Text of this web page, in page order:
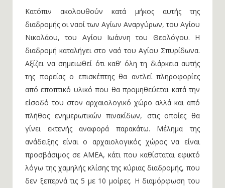
Κατόπιν ακολουθούν κατά μήκος αυτής της
διαδρομής οι ναοί των Αγίων Αναργύρων, του Αγίου
Νικολάου, του Αγίου Ιωάννη του Θεολόγου. Η
διαδρομή καταλήγει στο ναό του Αγίου Σπυρίδωνα.
Αξίζει να σημειωθεί ότι καθ’ όλη τη διάρκεια αυτής
της πορείας ο επισκέπτης θα αντλεί πληροφορίες
από εποπτικό υλικό που θα προμηθεύεται κατά την
είσοδό του στον αρχαιολογικό χώρο αλλά και από
πλήθος ενημερωτικών πινακίδων, στις οποίες θα
γίνει εκτενής αναφορά παρακάτω. Μέλημα της
ανάδειξης είναι ο αρχαιολογικός χώρος να είναι
προσβάσιμος σε ΑΜΕΑ, κάτι που καθίσταται εφικτό
λόγω της χαμηλής κλίσης της κύριας διαδρομής, που
δεν ξεπερνά τις 5 με 10 μοίρες. Η διαμόρφωση του